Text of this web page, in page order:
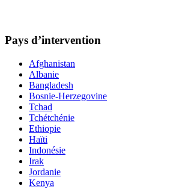
Pays d’intervention
Afghanistan
Albanie
Bangladesh
Bosnie-Herzegovine
Tchad
Tchétchénie
Ethiopie
Haïti
Indonésie
Irak
Jordanie
Kenya